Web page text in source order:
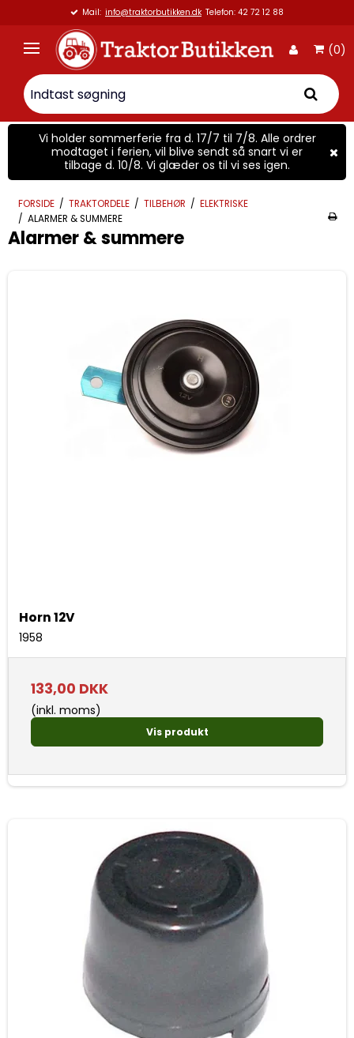
Mail: info@traktorbutikken.dk Telefon: 42 72 12 88
(0)
Vi holder sommerferie fra d. 17/7 til 7/8. Alle ordrer
modtaget i ferien, vil blive sendt så snart vi er
tilbage d. 10/8. Vi glæder os til vi ses igen.
FORSIDE / TRAKTORDELE / TILBEHØR / ELEKTRISKE
/ ALARMER & SUMMERE
Alarmer & summere
Horn 12V
1958
133,00 DKK
(inkl. moms)
Vis produkt